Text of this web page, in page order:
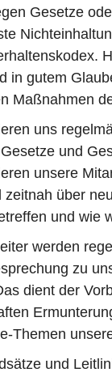
Gesetze
in gutem
Maßnahmen
uns
und
unsere
zeitnah über
und wie
werden
zu
dient der
Themen
und